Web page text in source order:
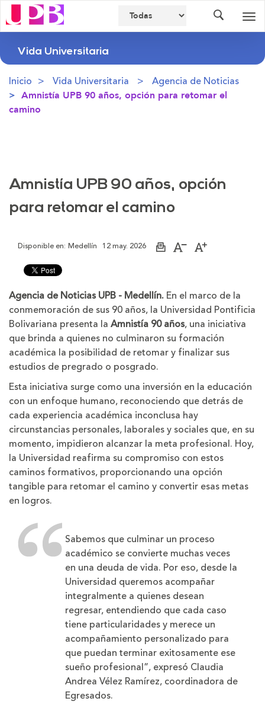
Vida Universitaria
Inicio Vida Universitaria Agencia de Noticias
Amnistía UPB 90 años, opción para retomar el
camino
Amnistía UPB 90 años, opción
para retomar el camino
Disponible en: Medellín 12 may. 2026
ImprimirAumentar
letra
Disminuir
letra
Agencia de Noticias UPB - Medellín. En el marco de la
conmemoración de sus 90 años, la Universidad Pontificia
Bolivariana presenta la Amnistía 90 años, una iniciativa
que brinda a quienes no culminaron su formación
académica la posibilidad de retomar y finalizar sus
estudios de pregrado o posgrado.
Esta iniciativa surge como una inversión en la educación
con un enfoque humano, reconociendo que detrás de
cada experiencia académica inconclusa hay
circunstancias personales, laborales y sociales que, en su
momento, impidieron alcanzar la meta profesional. Hoy,
la Universidad reafirma su compromiso con estos
caminos formativos, proporcionando una opción
tangible para retomar el camino y convertir esas metas
en logros.
Sabemos que culminar un proceso
académico se convierte muchas veces
en una deuda de vida. Por eso, desde la
Universidad queremos acompañar
integralmente a quienes desean
regresar, entendiendo que cada caso
tiene particularidades y merece un
acompañamiento personalizado para
que puedan terminar exitosamente ese
sueño profesional”, expresó Claudia
Andrea Vélez Ramírez, coordinadora de
Egresados.